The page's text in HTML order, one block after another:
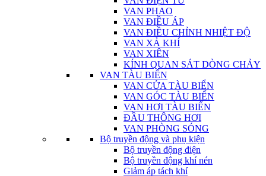
VAN PHAO
VAN ĐIỀU ÁP
VAN ĐIỀU CHỈNH NHIỆT ĐỘ
VAN XẢ KHÍ
VAN XIÊN
KÍNH QUAN SÁT DÒNG CHẢY
VAN TÀU BIỂN
VAN CỬA TÀU BIỂN
VAN GÓC TÀU BIỂN
VAN HƠI TÀU BIỂN
ĐẦU THÔNG HƠI
VAN PHÒNG SÓNG
Bộ truyền động và phụ kiện
Bộ truyền động điện
Bộ truyền động khí nén
Giảm áp tách khí